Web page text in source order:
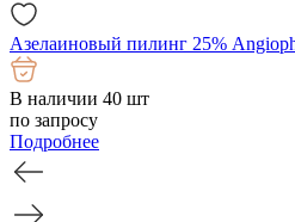
Азелаиновый пилинг 25%
В наличии 40 шт
по запросу
Подробнее